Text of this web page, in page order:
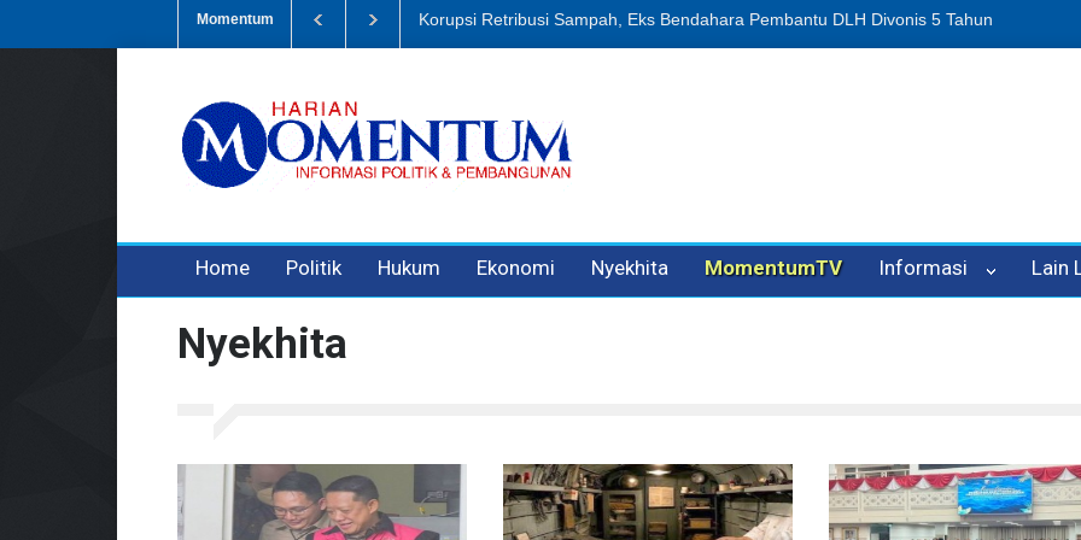
Momentum
Eks Bendahara Pembantu DLH Divonis 5 Tahun Dugaan Penipuan Oleh Oknum Kadis, Kuasa Hukum Pelapor Desak Polisi
Home Politik Hukum Ekonomi Nyekhita MomentumTV Informasi Lain
Nyekhita